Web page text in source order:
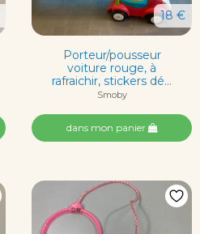
18 €
Porteur/pousseur
voiture rouge, à
rafraichir, stickers dé...
Smoby
dans mon panier